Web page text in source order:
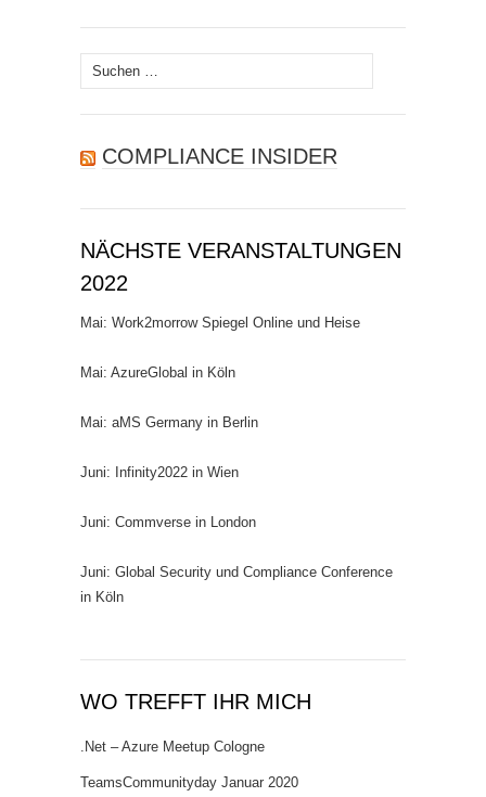
Suchen
nach:
COMPLIANCE INSIDER
NÄCHSTE VERANSTALTUNGEN
2022
Mai: Work2morrow Spiegel Online und Heise
Mai: AzureGlobal in Köln
Mai: aMS Germany in Berlin
Juni: Infinity2022 in Wien
Juni: Commverse in London
Juni: Global Security und Compliance Conference
in Köln
WO TREFFT IHR MICH
.Net – Azure Meetup Cologne
TeamsCommunityday Januar 2020